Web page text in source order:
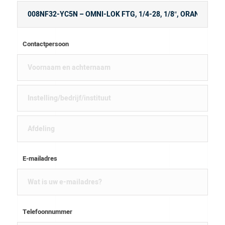
Contactpersoon
E-mailadres
Telefoonnummer